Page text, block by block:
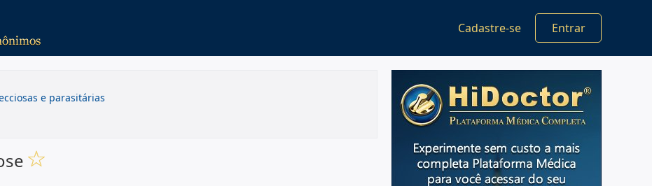
Cadastre-se Entrar
e parasitárias